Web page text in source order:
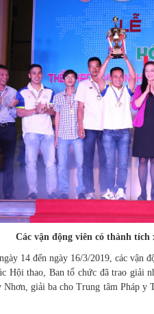
Các vận động viên có thành
14 đến ngày 16/3/2019, các vận
Hội thao, Ban tổ chức đã trao giải
giải ba cho Trung tâm Pháp y